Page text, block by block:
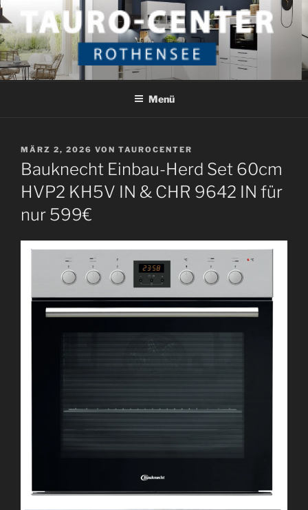
Zum
Inhalt
springen
TAURO CENTER ROTHENSEE
Das etwas andere Küchenstudio
Menü
VERÖFFENTLICHT
AM
MÄRZ 2, 2026 VON TAUROCENTER
Bauknecht Einbau-Herd Set 60cm
HVP2 KH5V IN & CHR 9642 IN für
nur 599€